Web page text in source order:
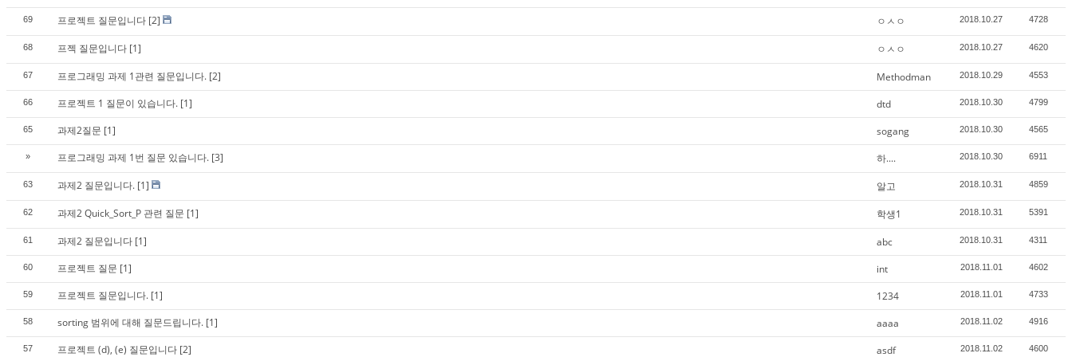
69 프로젝트 질문입니다 [2] ㅇㅅㅇ 2018.10.27 4728
68 프젝 질문입니다 [1] ㅇㅅㅇ 2018.10.27 4620
67 프로그래밍 과제 1관련 질문입니다. [2] Methodman 2018.10.29 4553
66 프로젝트 1 질문이 있습니다. [1] dtd 2018.10.30 4799
65 과제2질문 [1] sogang 2018.10.30 4565
» 프로그래밍 과제 1번 질문 있습니다. [3] 하.... 2018.10.30 6911
63 과제2 질문입니다. [1] 알고 2018.10.31 4859
62 과제2 Quick_Sort_P 관련 질문 [1] 학생1 2018.10.31 5391
61 과제2 질문입니다 [1] abc 2018.10.31 4311
60 프로젝트 질문 [1] int 2018.11.01 4602
59 프로젝트 질문입니다. [1] 1234 2018.11.01 4733
58 sorting 범위에 대해 질문드립니다. [1] aaaa 2018.11.02 4916
57 프로젝트 (d), (e) 질문입니다 [2] asdf 2018.11.02 4600